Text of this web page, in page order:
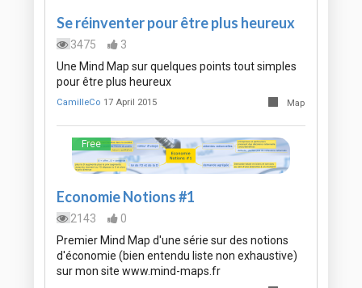
Se réinventer pour être plus heureux
3475
3
Une Mind Map sur quelques points tout simples
pour être plus heureux
CamilleCo 17 April 2015 Map
Free
Economie Notions #1
2143
0
Premier Mind Map d'une série sur des notions
d'économie (bien entendu liste non exhaustive)
sur mon site www.mind-maps.fr